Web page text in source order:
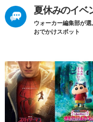
夏休みのイベ
ウォーカー編集部が
おでかけスポット